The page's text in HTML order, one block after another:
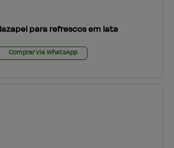
para refrescos em lata
Comprar via WhatsApp